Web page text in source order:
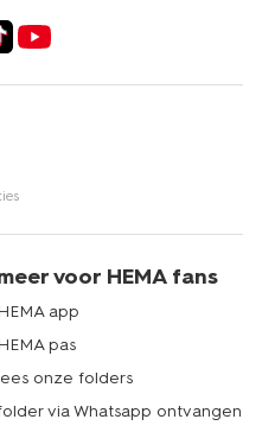
voor HEMA fans
HEMA app
HEMA pas
onze folders
via Whatsapp ontvangen